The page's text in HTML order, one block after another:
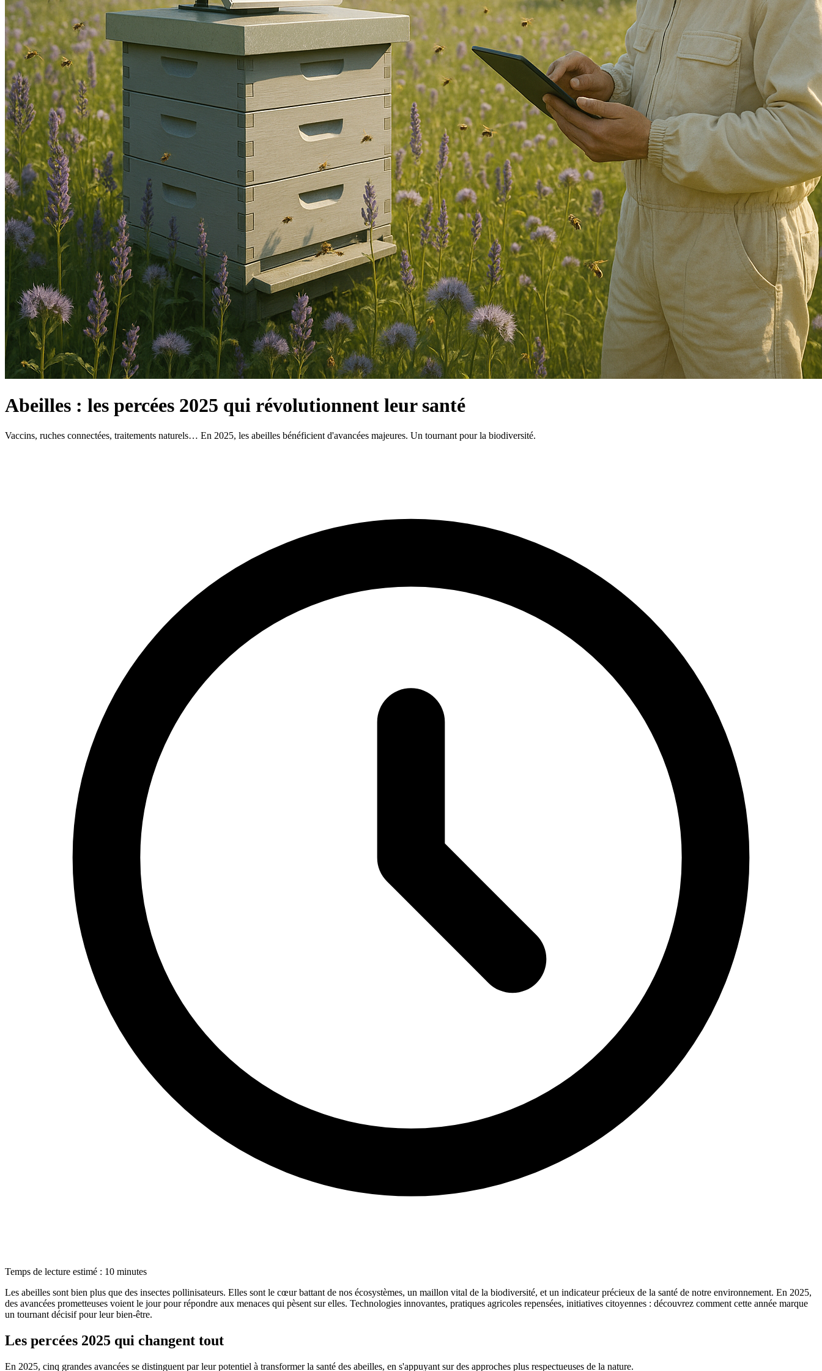
Abeilles : les percées 2025 qui révolutionnent leur santé
Vaccins, ruches connectées, traitements naturels… En 2025, les abeilles bénéficient d'avancées majeures. Un tournant pour la biodiversité.
Temps de lecture estimé : 10 minutes
Les abeilles sont bien plus que des insectes pollinisateurs. Elles sont le cœur battant de nos écosystèmes, un maillon vital de la biodiversité, et un indicateur précieux de la santé de notre environnement. En 2025,
des avancées prometteuses voient le jour pour répondre aux menaces qui pèsent sur elles. Technologies innovantes, pratiques agricoles repensées, initiatives citoyennes : découvrez comment cette année marque
un tournant décisif pour leur bien-être.
Les percées 2025 qui changent tout
En 2025, cinq grandes avancées se distinguent par leur potentiel à transformer la santé des abeilles, en s'appuyant sur des approches plus respectueuses de la nature.